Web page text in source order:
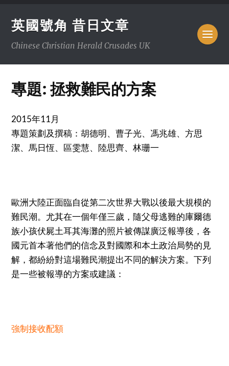
英國號角 昔日文章
Chinese Christian Herald Crusades UK
專題: 拯救難民的方案
2015年11月
專題策劃及撰稿：胡德明、曹子光、馮兆雄、方思
潔、馬日恆、區雯慧、陸思齊、林珊一
歐洲大陸正面臨自從第二次世界大戰以後最大規模的
難民潮。尤其在一個年僅三歲，隨父母逃難的庫爾德
族小孩伏屍土耳其海灘的照片被傳謀廣泛報導後，各
國元首本著他們的信念及對國際和本土政治局勢的見
解，都紛紛對這場難民潮提出不同的解決方案。下列
是一些被報導的方案或建議：
強制接收配額